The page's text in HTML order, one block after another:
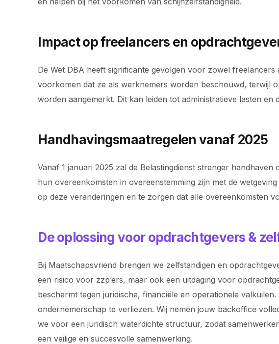
Impact op freelancers en
De Wet DBA heeft significante gevolgen voor zowel
voorkomen dat ze als werknemers worden beschouwd, terwijl
worden aangemerkt. Dit kan leiden tot administratieve lasten
Handhavingsmaatregelen vanaf 2025
Vanaf 1 januari 2025 zal de Belastingdienst strenger
hun overeenkomsten in overeenstemming zijn met de
op deze veranderingen en te zorgen dat alle overeenkomsten
De oplossing voor opdrachtgevers &
Bij Maatschapsvriend brengen we zelfstandigen en
een risico voor zzp’ers, maar ook een uitdaging voor
beschermt tegen juridische, financiële en operationele
ondernemerschap te verliezen. Wij nemen jouw backoffice
we voor een juridisch waterdichte structuur, zodat
een veilige en succesvolle samenwerking.